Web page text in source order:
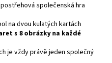
společenská hra
na dvou kulatých kartách
s 8 obrázky na každé
je vždy právě jeden společný